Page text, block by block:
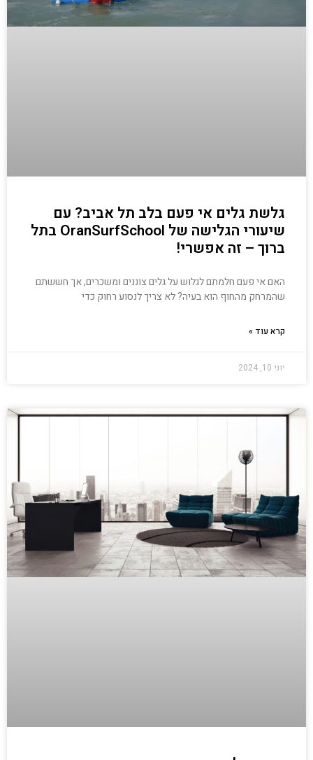
גלשת גלים אי פעם בלב תל אביב? עם
שיעורי הגלישה של OranSurfSchool בתל
ברוך – זה אפשרי!
האם אי פעם חלמתם לגלוש על גלים צוננים ומשכרים, אך חששתם
שהמרחק מהחוף הוא בעיה? לא צריך לנסוע רחוק כדי
קרא עוד »
יוני 10, 2024